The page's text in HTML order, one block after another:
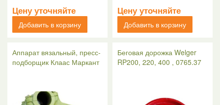
Цену уточняйте
Добавить в корзину
Цену уточняйте
Добавить в корзину
Аппарат вязальный, пресс-
подборщик Клаас Маркант
Беговая дорожка Welger
RP200, 220, 400 , 0765.37